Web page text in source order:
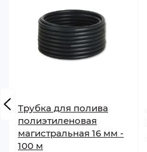
Трубка для полива
полиэтиленовая
магистральная 16 мм -
100 м